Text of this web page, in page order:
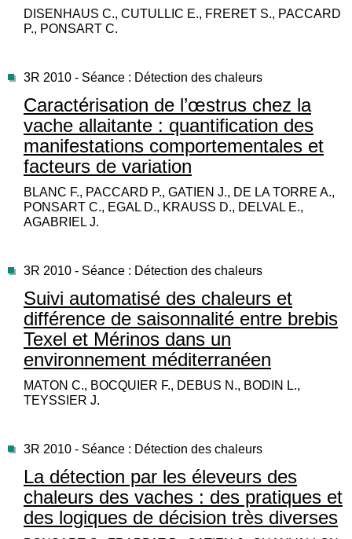
DISENHAUS C., CUTULLIC E., FRERET S., PACCARD
P., PONSART C.
3R 2010 - Séance : Détection des chaleurs
Caractérisation de l’œstrus chez la
vache allaitante : quantification des
manifestations comportementales et
facteurs de variation
BLANC F., PACCARD P., GATIEN J., DE LA TORRE A.,
PONSART C., EGAL D., KRAUSS D., DELVAL E.,
AGABRIEL J.
3R 2010 - Séance : Détection des chaleurs
Suivi automatisé des chaleurs et
différence de saisonnalité entre brebis
Texel et Mérinos dans un
environnement méditerranéen
MATON C., BOCQUIER F., DEBUS N., BODIN L.,
TEYSSIER J.
3R 2010 - Séance : Détection des chaleurs
La détection par les éleveurs des
chaleurs des vaches : des pratiques et
des logiques de décision très diverses